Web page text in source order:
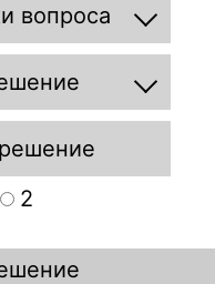
вопроса
2